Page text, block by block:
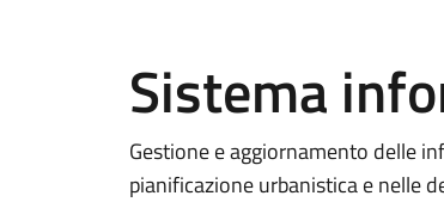
Sistema
Gestione e aggiornamento delle
pianificazione urbanistica e nelle